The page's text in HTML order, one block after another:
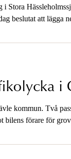
Stora
beslutat att lägga
i
kommun. Två
bilens förare för